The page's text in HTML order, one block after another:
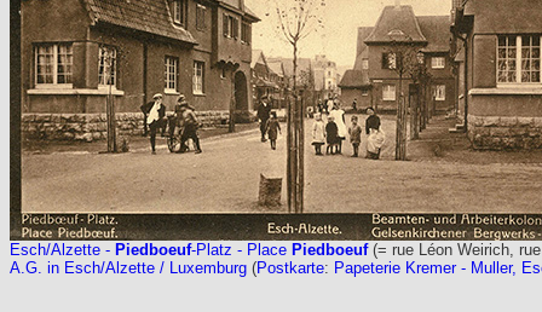
Esch/Alzette - Piedboeuf-Platz - Place Piedboeuf(= rue Léon Weirich,
A.G. in Esch/Alzette / Luxemburg (Postkarte: Papeterie Kremer - Muller,